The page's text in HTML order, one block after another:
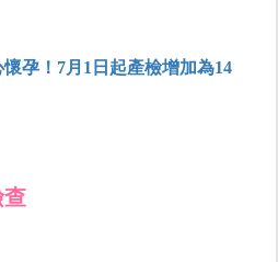
孕！7月1日起產檢增加為14
查